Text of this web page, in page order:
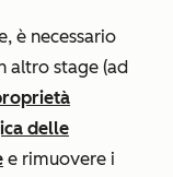
è necessario
altro stage (ad
delle
e rimuovere i